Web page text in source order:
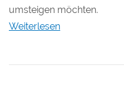
umsteigen möchten.
Weiterlesen